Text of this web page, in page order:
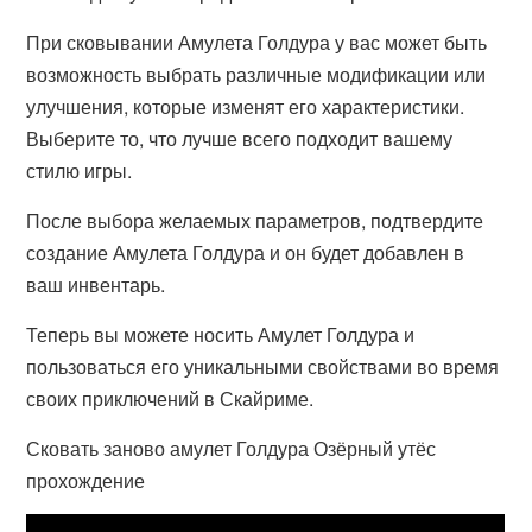
При сковывании Амулета Голдура у вас может быть
возможность выбрать различные модификации или
улучшения, которые изменят его характеристики.
Выберите то, что лучше всего подходит вашему
стилю игры.
После выбора желаемых параметров, подтвердите
создание Амулета Голдура и он будет добавлен в
ваш инвентарь.
Теперь вы можете носить Амулет Голдура и
пользоваться его уникальными свойствами во время
своих приключений в Скайриме.
Сковать заново амулет Голдура Озёрный утёс
прохождение